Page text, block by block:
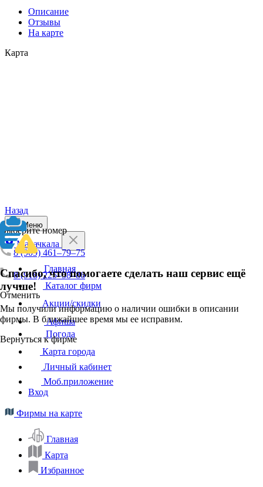
Описание
Отзывы
На карте
Карта
Назад
Выберите номер
8 (909) 461–79–75
8 (918) 225–58–86
Отменить
Спасибо, что помогаете сделать наш сервис ещё
лучше!
Мы получили информацию о наличии ошибки в описании
фирмы. В ближайшее время мы ее исправим.
Вернуться к фирме
Меню
Махачкала
Главная
Каталог фирм
Акции/скидки
Афиша
Погода
Карта города
Личный кабинет
Моб.приложение
Вход
Фирмы на карте
Главная
Карта
Избранное